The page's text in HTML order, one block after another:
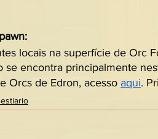
locais na superfície de Orc
se encontra principalmente
Orcs de Edron, acesso aqui.